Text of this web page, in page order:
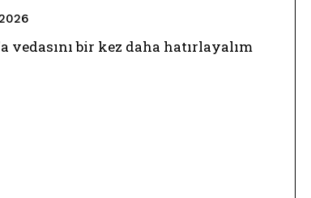
vedasını bir kez daha hatırlayalım